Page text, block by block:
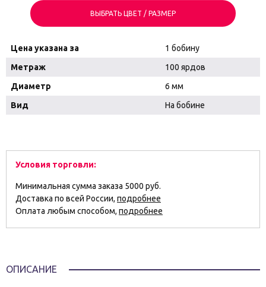
ВЫБРАТЬ ЦВЕТ / РАЗМЕР
Цена указана за
1 бобину
Метраж
100 ярдов
Диаметр
6 мм
Вид
На бобине
Условия торговли:
Минимальная сумма заказа 5000 руб.
Доставка по всей России, подробнее
Оплата любым способом, подробнее
ОПИСАНИЕ